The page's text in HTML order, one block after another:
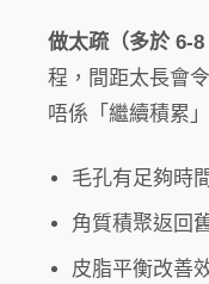
做太疏（多於 6-8
程，間距太長會
唔係「繼續積累
毛孔有足夠時
角質積聚返回
皮脂平衡改善